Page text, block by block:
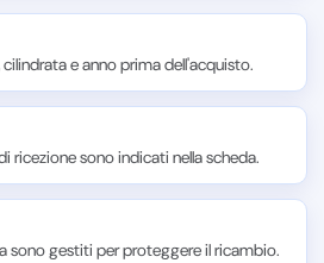
e anno prima dell'acquisto.
ricezione sono indicati nella scheda.
sono gestiti per proteggere il ricambio.